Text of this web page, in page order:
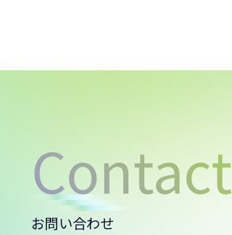
Contact
お問い合わせ